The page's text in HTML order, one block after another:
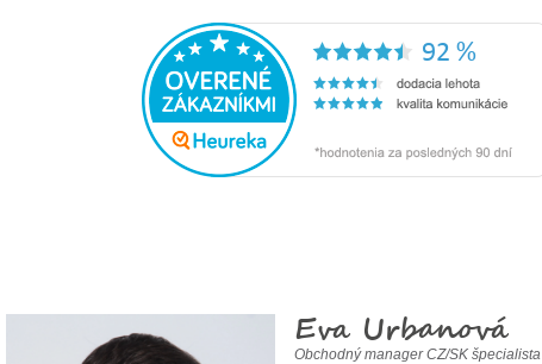
Eva Urbanová
Obchodný manager CZ/SK špecialista